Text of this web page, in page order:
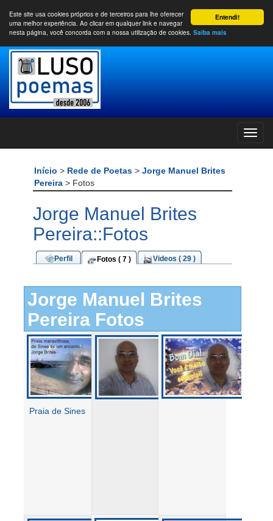
Entendi!
Este site usa cookies próprios e de terceiros para lhe oferecer
uma melhor experiência. Ao clicar em qualquer link e navegar
nesta página, você concorda com a nossa utilização de cookies. Saiba mais
Início > Rede de Poetas > Jorge Manuel Brites
Pereira > Fotos
Jorge Manuel Brites
Pereira::Fotos
Perfil Fotos ( 7 ) Videos ( 29 )
Jorge Manuel Brites
Pereira Fotos
Praia de Sines